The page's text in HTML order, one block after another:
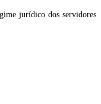
jurídico dos servidores